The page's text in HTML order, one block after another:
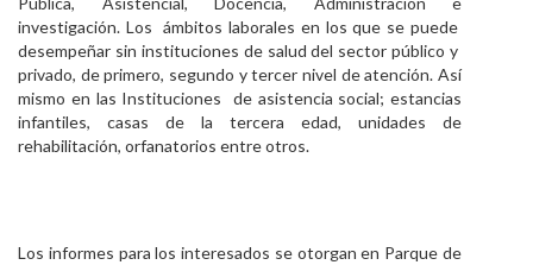
investigación. Los ámbitos laborales en los que se puede
desempeñar sin instituciones de salud del sector público y
privado, de primero, segundo y tercer nivel de atención. Así
mismo en las Instituciones de asistencia social; estancias
infantiles, casas de la tercera edad, unidades de
rehabilitación, orfanatorios entre otros.
Los informes para los interesados se otorgan en Parque de